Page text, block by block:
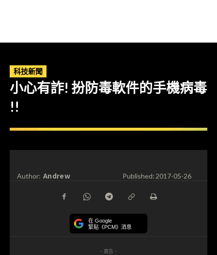
科技新聞
小心有詐! 扮防毒軟件的手機病毒
!!
Author: Andrew Published:2017-05-26
在 Google
緊貼《PCM》消息
- 廣告 -